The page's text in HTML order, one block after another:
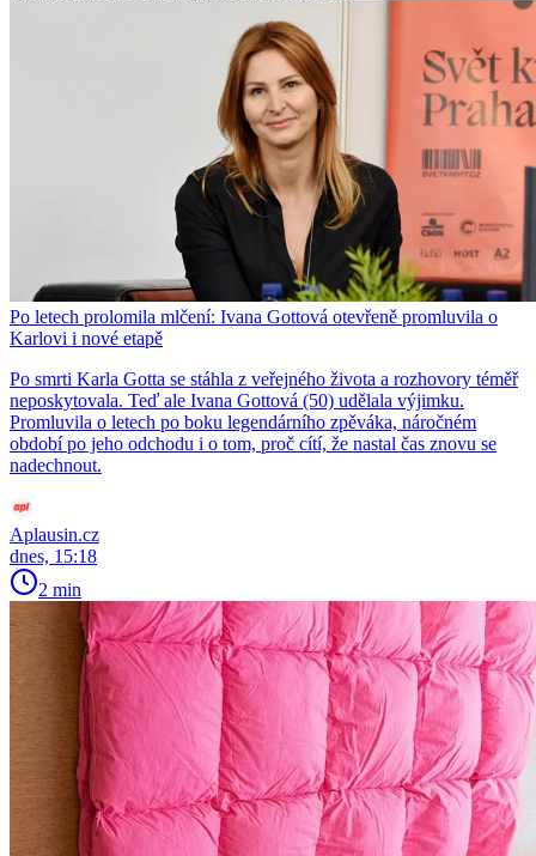
Po letech prolomila mlčení: Ivana Gottová otevřeně promluvila o
Karlovi i nové etapě
Po smrti Karla Gotta se stáhla z veřejného života a rozhovory téměř
neposkytovala. Teď ale Ivana Gottová (50) udělala výjimku.
Promluvila o letech po boku legendárního zpěváka, náročném
období po jeho odchodu i o tom, proč cítí, že nastal čas znovu se
nadechnout.
Aplausin.cz
dnes, 15:18
2 min